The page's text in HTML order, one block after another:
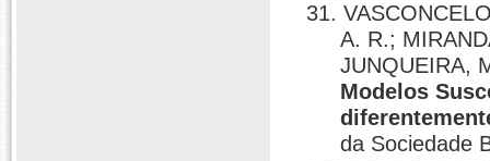
31.
A. R.;
JUNQUEIRA,
Modelos
da Sociedade